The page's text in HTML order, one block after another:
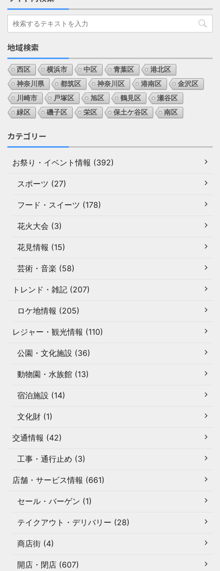
地域検索
西区 横浜市 中区 青葉区
港北区
神奈川県
都筑区 神奈川区 港南区
金沢区
川崎市
戸塚区 旭区 鶴見区
瀬谷区
緑区
磯子区 栄区 保土ケ谷区 南区
カテゴリー
お祭り・イベント情報 (392)
スポーツ (27)
フード・スイーツ (178)
花火大会 (3)
花見情報 (15)
芸術・音楽 (58)
トレンド・雑記 (207)
ロケ地情報 (205)
レジャー・観光情報 (110)
公園・文化施設 (36)
動物園・水族館 (13)
宿泊施設 (14)
文化財 (1)
交通情報 (42)
工事・通行止め (3)
店舗・サービス情報 (661)
セール・バーゲン (1)
テイクアウト・デリバリー (28)
商店街 (4)
開店・閉店 (607)